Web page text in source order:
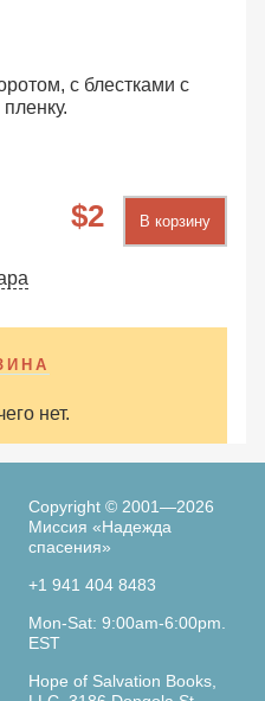
с блестками с
2 В корзину
нет.
Copyright © 2001—2026
Миссия «Надежда
спасения»
+1 941 404 8483
Mon-Sat: 9:00am-6:00pm.
EST
Hope of Salvation Books,